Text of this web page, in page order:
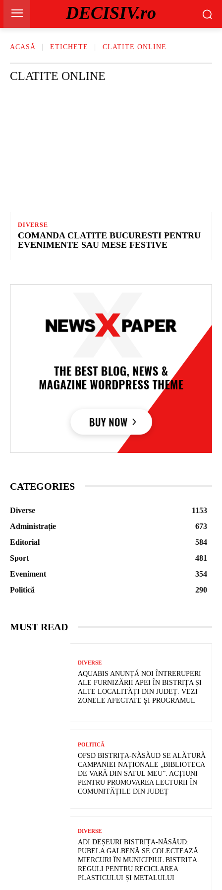
DECISIV.ro
ACASĂ ETICHETE CLATITE ONLINE
CLATITE ONLINE
DIVERSE
COMANDA CLATITE BUCURESTI PENTRU
EVENIMENTE SAU MESE FESTIVE
CATEGORIES
Diverse
1153
Administrație
673
Editorial
584
Sport
481
Eveniment
354
Politică
290
MUST READ
DIVERSE
AQUABIS ANUNȚĂ NOI ÎNTRERUPERI
ALE FURNIZĂRII APEI ÎN BISTRIȚA ȘI
ALTE LOCALITĂȚI DIN JUDEȚ. VEZI
ZONELE AFECTATE ȘI PROGRAMUL
POLITICĂ
OFSD BISTRIȚA-NĂSĂUD SE ALĂTURĂ
CAMPANIEI NAȚIONALE „BIBLIOTECA
DE VARĂ DIN SATUL MEU”. ACȚIUNI
PENTRU PROMOVAREA LECTURII ÎN
COMUNITĂȚILE DIN JUDEȚ
DIVERSE
ADI DEȘEURI BISTRIȚA-NĂSĂUD:
PUBELA GALBENĂ SE COLECTEAZĂ
MIERCURI ÎN MUNICIPIUL BISTRIȚA.
REGULI PENTRU RECICLAREA
PLASTICULUI ȘI METALULUI